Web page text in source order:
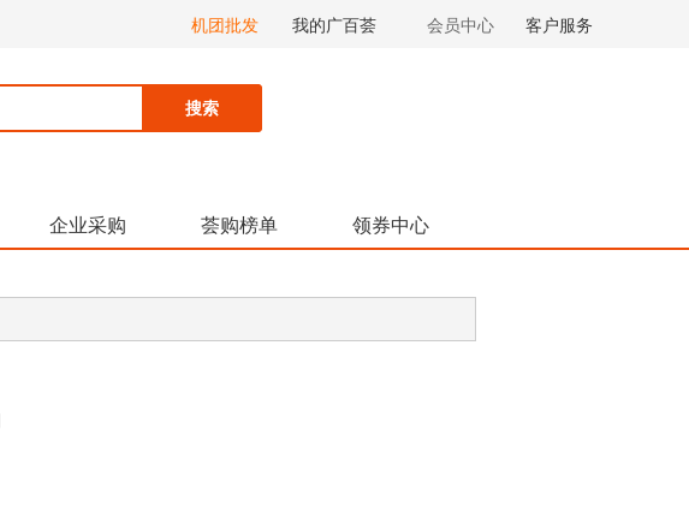
机团批发 我的广百荟 会员中心 客户服务
搜索
企业采购 荟购榜单 领券中心